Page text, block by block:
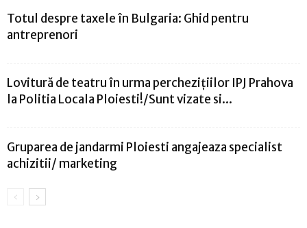
​Totul despre taxele în Bulgaria: Ghid pentru
antreprenori
Lovitură de teatru în urma perchezițiilor IPJ Prahova
la Politia Locala Ploiesti!/Sunt vizate si...
Gruparea de jandarmi Ploiesti angajeaza specialist
achizitii/ marketing